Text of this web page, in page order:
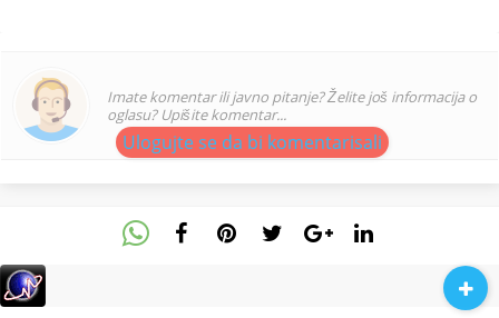
Imate komentar ili javno pitanje? Želite još informacija o
oglasu? Upišite komentar...
Ulogujte se da bi komentarisali